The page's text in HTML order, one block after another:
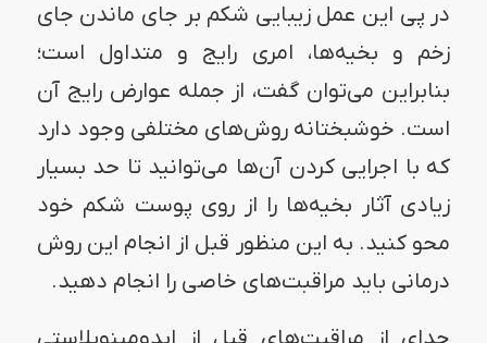
در پی این عمل زیبایی شکم بر جای ماندن جای
زخم و بخیه‌ها، امری رایج و متداول است؛
بنابراین می‌توان گفت، از جمله عوارض رایج آن
است‌. خوشبختانه روش‌های مختلفی وجود دارد
که با اجرایی کردن آن‌ها می‌توانید تا حد بسیار
زیادی آثار بخیه‌ها را از روی پوست شکم خود
محو کنید. به این منظور قبل از انجام این روش
درمانی باید مراقبت‌های خاصی را انجام دهید.